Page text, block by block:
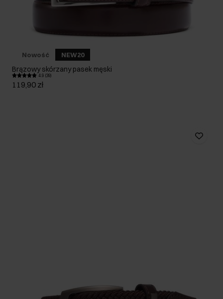
Nowość NEW20
Brązowy skórzany pasek męski
4.9 (39)
119,90 zł